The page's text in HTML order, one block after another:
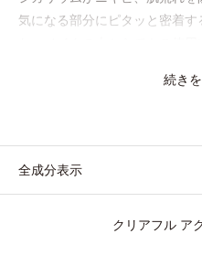
気になる部分にピタッと密着
リチン酸ジカリウム（甘草由来
分●ACオイルセンサーパウダー
体●アンズ果汁配合＝角質柔軟
キス・苦参エキス配合＝和漢植
続き
全成分表示
クリアフル ア